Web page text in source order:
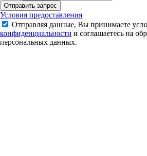
Сумка спортивная для ракеток Yonex 92436
(Black)
20 500 ₽
Отправить запрос
Условия предоставления
Отправляя данные, Вы принимаете
конфиденциальности и соглашаетесь на
персональных данных.